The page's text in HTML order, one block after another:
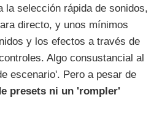
la selección rápida de sonidos,
directo, y unos mínimos
y los efectos a través de
Algo consustancial al
escenario'. Pero a pesar de
presets ni un 'rompler'